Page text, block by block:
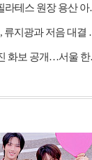
'구해줘!
'금타는
임영웅,